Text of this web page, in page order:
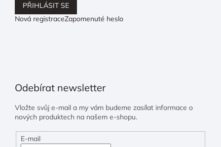
PŘIHLÁSIT SE
Nová registraceZapomenuté heslo
Odebírat newsletter
Vložte svůj e-mail a my vám budeme zasílat informace o
nových produktech na našem e-shopu.
E-mail